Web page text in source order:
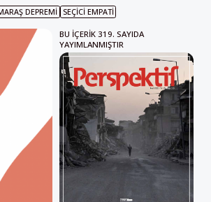
DEPREMI SEÇICI EMPATI
BU IÇERIK 319. SAYIDA
YAYIMLANMIŞTIR